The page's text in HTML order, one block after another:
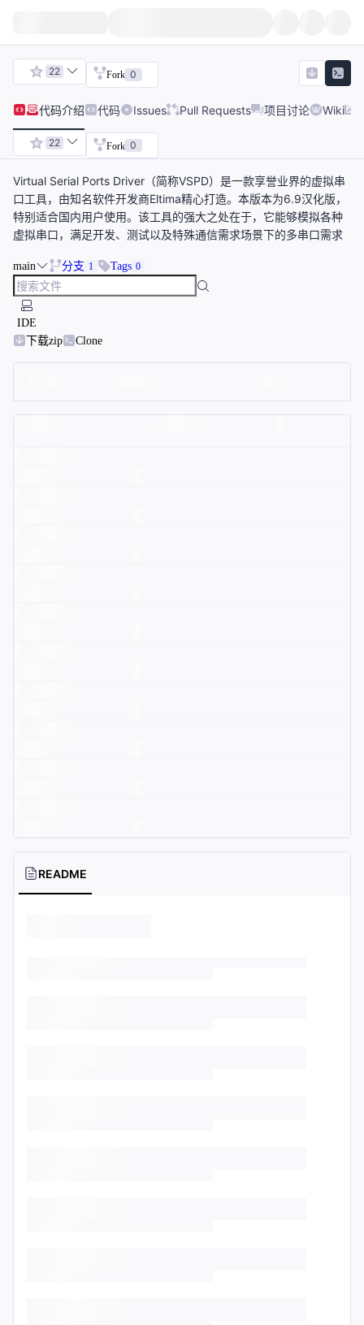
22 Fork 0
代码介绍 代码 Issues Pull Requests 项目讨论 Wiki
22 Fork 0
Virtual Serial Ports Driver（简称VSPD）是一款享誉业界的虚拟串
口工具，由知名软件开发商Eltima精心打造。本版本为6.9汉化版，
特别适合国内用户使用。该工具的强大之处在于，它能够模拟各种
虚拟串口，满足开发、测试以及特殊通信需求场景下的多串口需求
main 分支 1 Tags 0
IDE
下载zip
Clone
README